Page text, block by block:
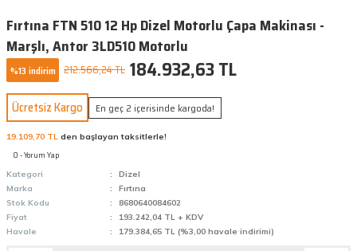
Fırtına FTN 510 12 Hp Dizel Motorlu Çapa Makinası -
Marşlı, Antor 3LD510 Motorlu
%13 indirim 212.566,24 TL 184.932,63 TL
Ücretsiz Kargo En geç 2 içerisinde kargoda!
19.109,70 TL den başlayan taksitlerle!
0 - Yorum Yap
Kategori
Dizel
Marka
Fırtına
Stok Kodu
8680640084602
Fiyat
193.242,04 TL + KDV
Havale
179.384,65 TL (%3,00 havale indirimi)